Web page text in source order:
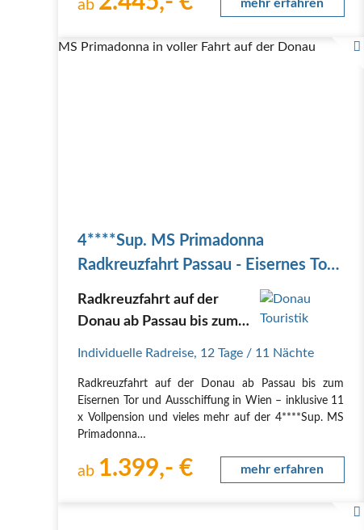
Donaudelta zusammengestellt. Jeden Tag ein
ab mehr erfahren
MS Primadonna in voller Fahrt auf der Donau
4****Sup. MS Primadonna
Radkreuzfahrt Passau - Eisernes Tor -
Radkreuzfahrt auf der
Donau ab Passau bis zum
Individuelle Radreise, 12 Tage / 11 Nächte
Radkreuzfahrt auf der Donau ab Passau bis zum
Eisernen Tor und Ausschiffung in Wien – inklusive 11
x Vollpension und vieles mehr auf der 4****Sup. MS
Primadonna
1. Tag, Anreise
Individuelle Anreise nach Passau per Bahn oder PKW.
ab 1.399,- € mehr erfahren